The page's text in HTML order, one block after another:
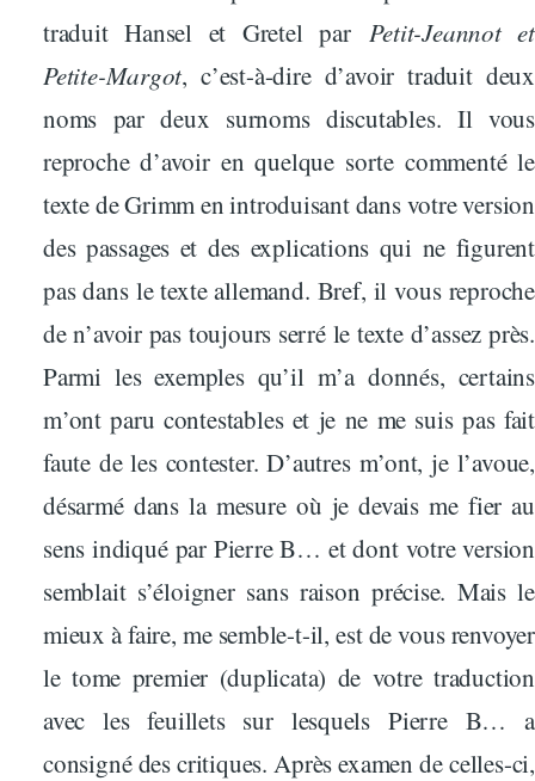
traduit Hansel et Gretel parPetit-Jeannot et
Petite-Margot, c’est-à-dire d’avoir traduit deux
noms par deux surnoms discutables. Il vous
reproche d’avoir en quelque sorte commenté le
texte de Grimm en introduisant dans votre version
des passages et des explications qui ne figurent
pas dans le texte allemand. Bref, il vous reproche
de n’avoir pas toujours serré le texte d’assez près.
Parmi les exemples qu’il m’a donnés, certains
m’ont paru contestables et je ne me suis pas fait
faute de les contester. D’autres m’ont, je l’avoue,
désarmé dans la mesure où je devais me fier au
sens indiqué par Pierre B… et dont votre version
semblait s’éloigner sans raison précise. Mais le
mieux à faire, me semble-t-il, est de vous renvoyer
le tome premier (duplicata) de votre traduction
avec les feuillets sur lesquels Pierre B… a
consigné des critiques. Après examen de celles-ci,